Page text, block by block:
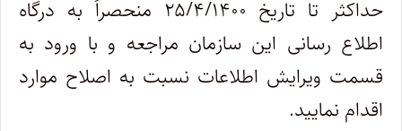
حداکثر تا تاریخ ۲۵/۴/۱۴۰۰ منحصراً به درگاه
اطلاع رسانی این سازمان مراجعه و با ورود به
قسمت ویرایش اطلاعات نسبت به اصلاح موارد
اقدام نمایید.